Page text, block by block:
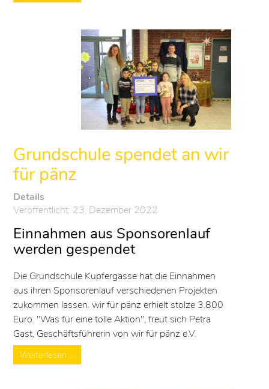
Grundschule spendet an wir
für pänz
Details
Veröffentlicht: 23. Dezember 2022
Einnahmen aus Sponsorenlauf
werden gespendet
Die Grundschule Kupfergasse hat die Einnahmen
aus ihren Sponsorenlauf verschiedenen Projekten
zukommen lassen. wir für pänz erhielt stolze 3.800
Euro. "Was für eine tolle Aktion", freut sich Petra
Gast, Geschäftsführerin von wir für pänz e.V.
Weiterlesen …